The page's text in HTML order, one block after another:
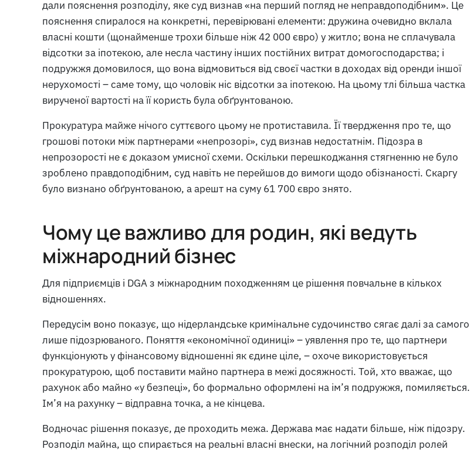
дали пояснення розподілу, яке суд визнав «на перший погляд не неправдоподібним». Це
пояснення спиралося на конкретні, перевірювані елементи: дружина очевидно вклала
власні кошти (щонайменше трохи більше ніж 42 000 євро) у житло; вона не сплачувала
відсотки за іпотекою, але несла частину інших постійних витрат домогосподарства; і
подружжя домовилося, що вона відмовиться від своєї частки в доходах від оренди іншої
нерухомості – саме тому, що чоловік ніс відсотки за іпотекою. На цьому тлі більша частка
вирученої вартості на її користь була обґрунтованою.
Прокуратура майже нічого суттєвого цьому не протиставила. Її твердження про те, що
грошові потоки між партнерами «непрозорі», суд визнав недостатнім. Підозра в
непрозорості не є доказом умисної схеми. Оскільки перешкоджання стягненню не було
зроблено правдоподібним, суд навіть не перейшов до вимоги щодо обізнаності. Скаргу
було визнано обґрунтованою, а арешт на суму 61 700 євро знято.
Чому це важливо для родин, які ведуть
міжнародний бізнес
Для підприємців і DGA з міжнародним походженням це рішення повчальне в кількох
відношеннях.
Передусім воно показує, що нідерландське кримінальне судочинство сягає далі за самого
лише підозрюваного. Поняття «економічної одиниці» – уявлення про те, що партнери
функціонують у фінансовому відношенні як єдине ціле, – охоче використовується
прокуратурою, щоб поставити майно партнера в межі досяжності. Той, хто вважає, що
рахунок або майно «у безпеці», бо формально оформлені на ім’я подружжя, помиляється.
Ім’я на рахунку – відправна точка, а не кінцева.
Водночас рішення показує, де проходить межа. Держава має надати більше, ніж підозру.
Розподіл майна, що спирається на реальні власні внески, на логічний розподіл ролей